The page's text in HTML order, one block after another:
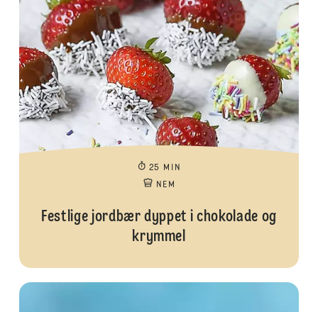
25 MIN
NEM
Festlige jordbær dyppet i chokolade og
krymmel